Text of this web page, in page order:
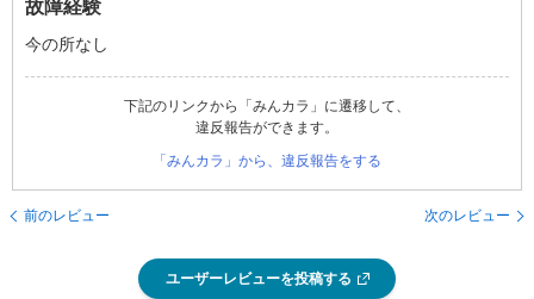
故障経験
今の所なし
下記のリンクから「みんカラ」に遷移して、
違反報告ができます。
「みんカラ」から、違反報告をする
前のレビュー 次のレビュー
ユーザーレビューを投稿する